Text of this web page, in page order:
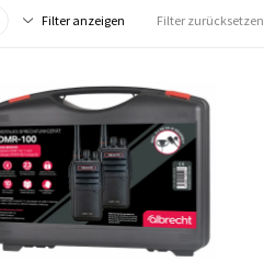
Filter anzeigen Filter zurücksetzen